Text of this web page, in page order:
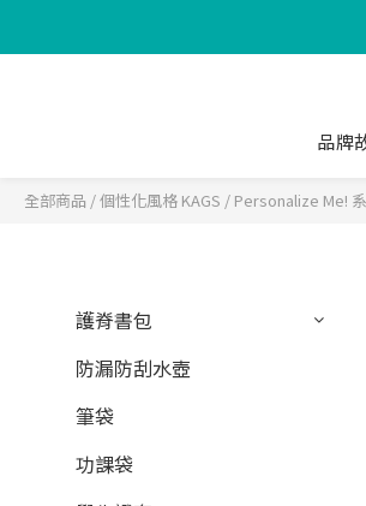
品牌
全部商品 /個性化風格 KAGS / Personalize Me!
護脊書包
防漏防刮水壺
筆袋
功課袋